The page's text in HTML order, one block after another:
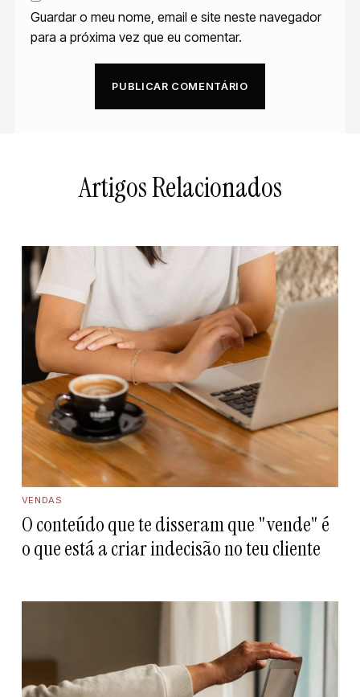
Guardar o meu nome, email e site neste navegador
para a próxima vez que eu comentar.
Artigos Relacionados
VENDAS
O conteúdo que te disseram que "vende" é
o que está a criar indecisão no teu cliente